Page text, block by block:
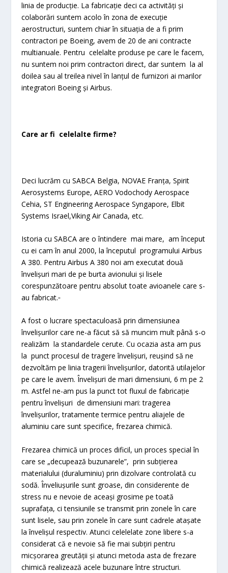
linia de producție. La fabricație deci ca activități și
colaborări suntem acolo în zona de execuție
aerostructuri, suntem chiar în situația de a fi prim
contractori pe Boeing, avem de 20 de ani contracte
multianuale. Pentru celelalte produse pe care le facem,
nu suntem noi prim contractori direct, dar suntem la al
doilea sau al treilea nivel în lanțul de furnizori ai marilor
integratori Boeing și Airbus.
Care ar fi celelalte firme?
Deci lucrăm cu SABCA Belgia, NOVAE Franța, Spirit
Aerosystems Europe, AERO Vodochody Aerospace
Cehia, ST Engineering Aerospace Syngapore, Elbit
Systems Israel,Viking Air Canada, etc.
Istoria cu SABCA are o întindere mai mare, am început
cu ei cam în anul 2000, la începutul programului Airbus
A 380. Pentru Airbus A 380 noi am executat două
învelișuri mari de pe burta avionului și lisele
corespunzătoare pentru absolut toate avioanele care s-
au fabricat.
A fost o lucrare spectaculoasă prin dimensiunea
învelișurilor care ne-a făcut să să muncim mult până s-o
realizăm la standardele cerute. Cu ocazia asta am pus
la punct procesul de tragere învelișuri, reușind să ne
dezvoltăm pe linia tragerii învelișurilor, datorită utilajelor
pe care le avem. Învelișuri de mari dimensiuni, 6 m pe 2
m. Astfel ne-am pus la punct tot fluxul de fabricație
pentru învelișuri de dimensiuni mari: tragerea
învelișurilor, tratamente termice pentru aliajele de
aluminiu care sunt specifice, frezarea chimică.
Frezarea chimică un proces dificil, un proces special în
care se „decupează buzunarele”, prin subțierea
materialului (duraluminiu) prin dizolvare controlată cu
sodă. Înveliușurile sunt groase, din considerente de
stress nu e nevoie de aceași grosime pe toată
suprafața, ci tensiunile se transmit prin zonele în care
sunt lisele, sau prin zonele în care sunt cadrele atașate
la învelișul respectiv. Atunci celelelate zone libere s-a
considerat că e nevoie să fie mai subțiri pentru
micșorarea greutății și atunci metoda asta de frezare
chimică realizează acele buzunare între structuri.